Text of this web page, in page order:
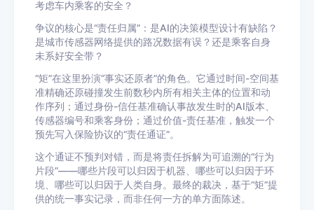
考虑车内乘客的安全？
争议的核心是“责任归属”：是AI的决策模型设计有缺陷？
是城市传感器网络提供的路况数据有误？还是乘客自身
未系好安全带？
“矩”在这里扮演“事实还原者”的角色。它通过时间-空间基
准精确还原碰撞发生前数秒内所有相关主体的位置和动
作序列；通过身份-信任基准确认事故发生时的AI版本、
传感器编号和乘客身份；通过价值-责任基准，触发一个
预先写入保险协议的“责任通证”。
这个通证不预判对错，而是将责任拆解为可追溯的“行为
片段”——哪些片段可以归因于机器、哪些可以归因于环
境、哪些可以归因于人类自身。最终的裁决，基于“矩”提
供的统一事实记录，而非任何一方的单方面陈述。